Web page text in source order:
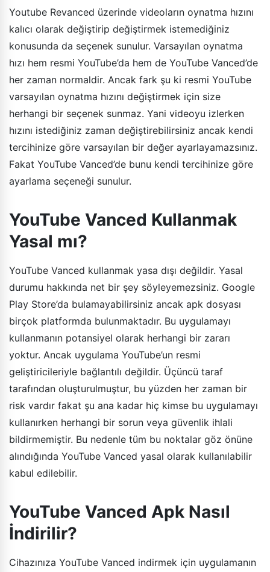
Youtube Revanced üzerinde videoların oynatma hızını
kalıcı olarak değiştirip değiştirmek istemediğiniz
konusunda da seçenek sunulur. Varsayılan oynatma
hızı hem resmi YouTube’da hem de YouTube Vanced’de
her zaman normaldir. Ancak fark şu ki resmi YouTube
varsayılan oynatma hızını değiştirmek için size
herhangi bir seçenek sunmaz. Yani videoyu izlerken
hızını istediğiniz zaman değiştirebilirsiniz ancak kendi
tercihinize göre varsayılan bir değer ayarlayamazsınız.
Fakat YouTube Vanced’de bunu kendi tercihinize göre
ayarlama seçeneği sunulur.
YouTube Vanced Kullanmak
Yasal mı?
YouTube Vanced kullanmak yasa dışı değildir. Yasal
durumu hakkında net bir şey söyleyemezsiniz. Google
Play Store’da bulamayabilirsiniz ancak apk dosyası
birçok platformda bulunmaktadır. Bu uygulamayı
kullanmanın potansiyel olarak herhangi bir zararı
yoktur. Ancak uygulama YouTube’un resmi
geliştiricileriyle bağlantılı değildir. Üçüncü taraf
tarafından oluşturulmuştur, bu yüzden her zaman bir
risk vardır fakat şu ana kadar hiç kimse bu uygulamayı
kullanırken herhangi bir sorun veya güvenlik ihlali
bildirmemiştir. Bu nedenle tüm bu noktalar göz önüne
alındığında YouTube Vanced yasal olarak kullanılabilir
kabul edilebilir.
YouTube Vanced Apk Nasıl
İndirilir?
Cihazınıza YouTube Vanced indirmek için uygulamanın